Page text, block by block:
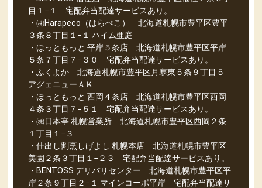
目１−１ 宅配弁当配達サービスあり。
・㈱Harapeco（はらぺこ） 北海道札幌市豊平区豊平
３条８丁目１−１ ハイム亜庭
・ほっともっと 平岸５条店 北海道札幌市豊平区平岸
５条７丁目７−３０ 宅配弁当配達サービスあり。
・ふくよか 北海道札幌市豊平区月寒東５条９丁目５
アグェニューＡＫ
・ほっともっと 西岡４条店 北海道札幌市豊平区西岡
４条３丁目７−５１ 宅配弁当配達サービスあり。
・㈱日本亭 札幌営業所 北海道札幌市豊平区西岡２条
１丁目１−３
・仕出し割烹しげよし 札幌本店 北海道札幌市豊平区
美園２条３丁目１−２３ 宅配弁当配達サービスあり。
・BENTOSS デリバリセンター 北海道札幌市豊平区平
岸２条９丁目２−１ マインコーポ平岸 宅配弁当配達サ